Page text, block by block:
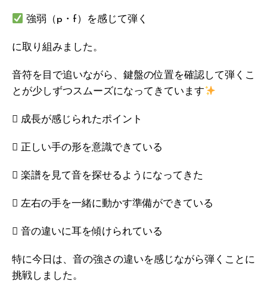
強弱（p・f）を感じて弾く
に取り組みました。
音符を目で追いながら、鍵盤の位置を確認して弾くこ
とが少しずつスムーズになってきています
 成長が感じられたポイント
 正しい手の形を意識できている
 楽譜を見て音を探せるようになってきた
 左右の手を一緒に動かす準備ができている
 音の違いに耳を傾けられている
特に今日は、音の強さの違いを感じながら弾くことに
挑戦しました。